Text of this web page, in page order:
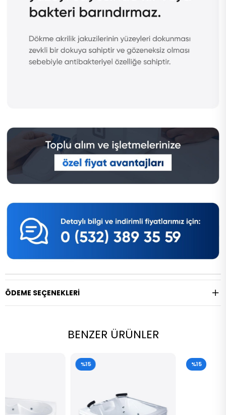
ÖDEME SEÇENEKLERI
BENZER ÜRÜNLER